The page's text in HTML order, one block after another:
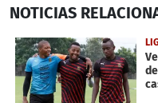
seconds
33
seconds
NOTICIAS